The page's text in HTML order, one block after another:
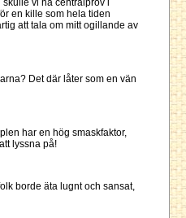
vi ha centralprov i
en kille som hela tiden
att tala om mitt ogillande av
Det där låter som en vän
har en hög smaskfaktor,
lyssna på!
borde äta lugnt och sansat,